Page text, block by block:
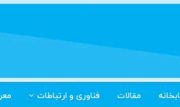
مقالات فناوری و ارتباطات